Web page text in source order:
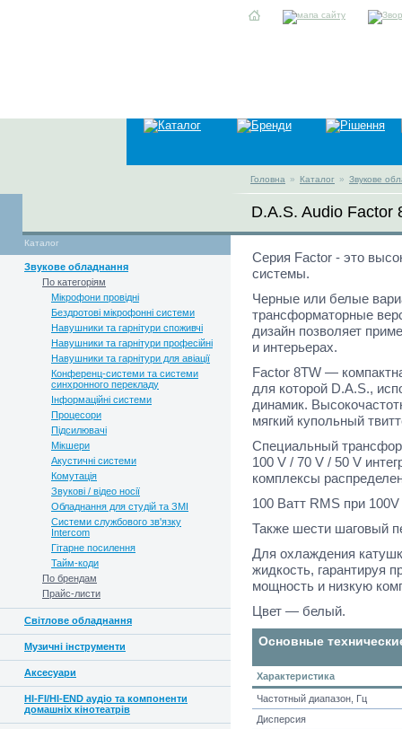
Головна » Каталог » Звукове
D.A.S. Audio Factor
Каталог
Звукове обладнання
По категоріям
Мікрофони провідні
Бездротові мікрофонні системи
Навушники та гарнітури споживчі
Навушники та гарнітури професійні
Навушники та гарнітури для авіації
Конференц-системи та системи
синхронного перекладу
Інформаційні системи
Процесори
Підсилювачі
Мікшери
Акустичні системи
Комутація
Звукові / відео носії
Обладнання для студій та ЗМІ
Системи службового зв'язку
Intercom
Гітарне посилення
Тайм-коди
По брендам
Прайс-листи
Світлове обладнання
Музичні інструменти
Аксесуари
HI-FI/HI-END аудіо та компоненти
домашніх кінотеатрів
Серия Factor - это
системы.
Черные или белые
трансформаторные
дизайн позволяет
и интерьерах.
Factor 8TW —
для которой D.A.S.,
динамик.
мягкий купольный
Специальный
100 V / 70 V / 50 V
комплексы
100 Ватт RMS при 100V
Также шести шаговый
Для охлаждения
жидкость, гарантируя
мощность и низкую
Цвет — белый.
Основные
Характеристика
Частотный диапазон, Гц
Дисперсия